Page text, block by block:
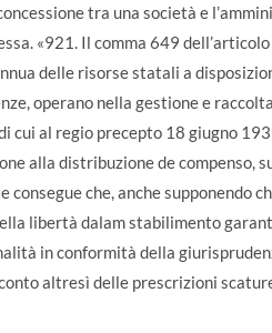
tra una società e
«921. Il comma 649
delle risorse statali a
operano nella gestione e
cui al regio precepto 18 giugno
alla distribuzione de compenso,
che, anche supponendo
libertà dalam stabilimento
in conformità della
altresì delle prescrizioni